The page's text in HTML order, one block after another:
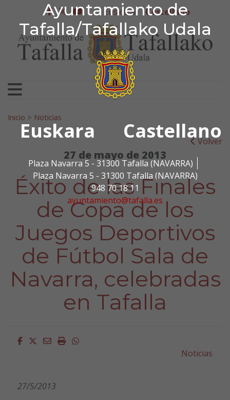
Ayuntamiento de
Tafalla/Tafallako Udala
Euskara Castellano
Plaza Navarra 5 - 31300 Tafalla (NAVARRA)
Plaza Navarra 5 - 31300 Tafalla (NAVARRA)
948 70 18 11
ayuntamiento@tafalla.es
Ir al contenido
Ayuntamiento de
facebook
twitter
youtube
Euskera Castellano
Search for:
Inicio > Noticias
Volver
27 de mayo de 2013
Éxito de las Finales
de Copa de los
Juegos Deportivos
de Fútbol Sala de
Navarra, celebradas
en Tafalla
Facebook
Twitter
EmailImprimirWhatsapp
Noticias
27/5/2013